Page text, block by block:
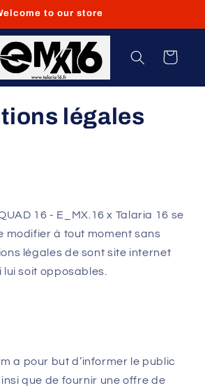
to our store
Panier
légales
16 - E_MX.16 x Talaria 16 se
modifier à tout moment sans
légales de sont site internet
lui soit opposables.
a pour but d’informer le public
que de fournir une offre de